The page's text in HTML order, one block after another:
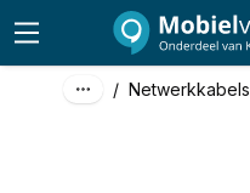
/ Netwerkkabels
€ 2,98